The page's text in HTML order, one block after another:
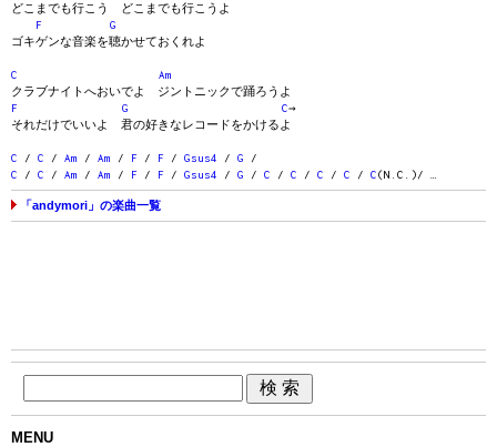
どこまでも行こう どこまでも行こうよ
F
G
ゴキゲンな音楽を聴かせておくれよ
C
Am
クラブナイトへおいでよ ジントニックで踊ろうよ
F
G C→
それだけでいいよ 君の好きなレコードをかけるよ
C / C / Am / Am / F / F / Gsus4 / G /
C / C / Am / Am / F / F / Gsus4 / G / C / C / C / C / C(N.C.)/ …
「andymori」の楽曲一覧
MENU